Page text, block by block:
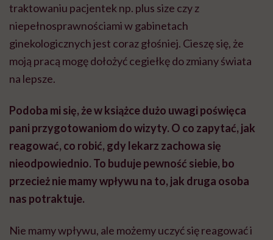
traktowaniu pacjentek np. plus size czy z
niepełnosprawnościami w gabinetach
ginekologicznych jest coraz głośniej. Cieszę się, że
moją pracą mogę dołożyć cegiełkę do zmiany świata
na lepsze.
Podoba mi się, że w książce dużo uwagi poświęca
pani przygotowaniom do wizyty. O co zapytać, jak
reagować, co robić, gdy lekarz zachowa się
nieodpowiednio. To buduje pewność siebie, bo
przecież nie mamy wpływu na to, jak druga osoba
nas potraktuje.
Nie mamy wpływu, ale możemy uczyć się reagować i